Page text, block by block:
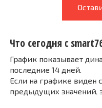
Что сегодня с
График показывает
последние 14 дней.
Если на графике виден
предыдущих значений,